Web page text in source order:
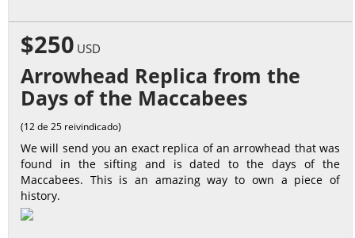
$250 USD
Arrowhead Replica from the
Days of the Maccabees
(12 de 25 reivindicado)
We will send you an exact replica of an arrowhead that was
found in the sifting and is dated to the days of the
Maccabees. This is an amazing way to own a piece of
history.